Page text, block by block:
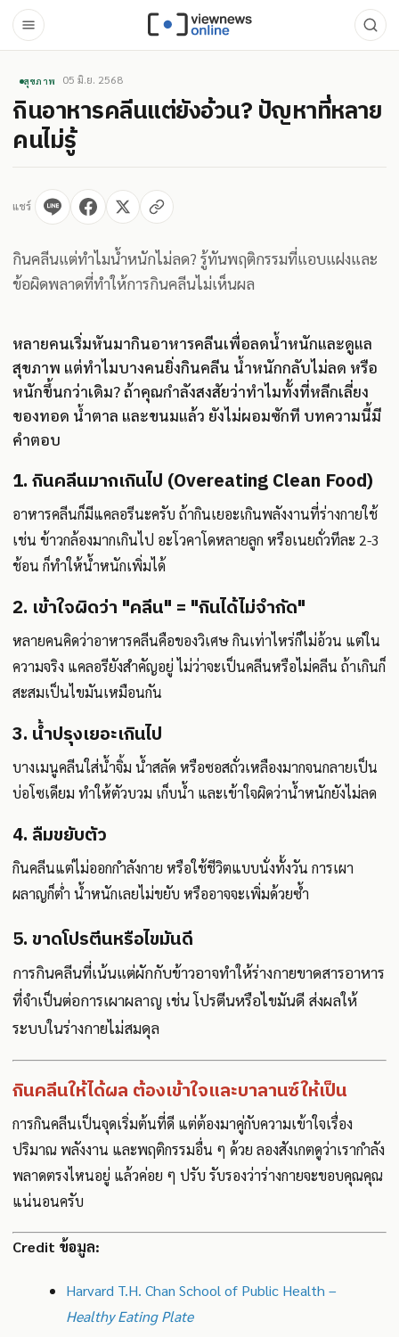
สุขภาพ 05 มิ.ย. 2568
กินอาหารคลีนแต่ยังอ้วน? ปัญหาที่หลาย
คนไม่รู้
แชร์
กินคลีนแต่ทำไมน้ำหนักไม่ลด? รู้ทันพฤติกรรมที่แอบแฝงและ
ข้อผิดพลาดที่ทำให้การกินคลีนไม่เห็นผล
หลายคนเริ่มหันมากินอาหารคลีนเพื่อลดน้ำหนักและดูแล
สุขภาพ แต่ทำไมบางคนยิ่งกินคลีน น้ำหนักกลับไม่ลด หรือ
หนักขึ้นกว่าเดิม? ถ้าคุณกำลังสงสัยว่าทำไมทั้งที่หลีกเลี่ยง
ของทอด น้ำตาล และขนมแล้ว ยังไม่ผอมซักที บทความนี้มี
คำตอบ
1. กินคลีนมากเกินไป (Overeating Clean Food)
อาหารคลีนก็มีแคลอรีนะครับ ถ้ากินเยอะเกินพลังงานที่ร่างกายใช้
เช่น ข้าวกล้องมากเกินไป อะโวคาโดหลายลูก หรือเนยถั่วทีละ 2-3
ช้อน ก็ทำให้น้ำหนักเพิ่มได้
2. เข้าใจผิดว่า "คลีน" = "กินได้ไม่จำกัด"
หลายคนคิดว่าอาหารคลีนคือของวิเศษ กินเท่าไหร่ก็ไม่อ้วน แต่ใน
ความจริง แคลอรียังสำคัญอยู่ ไม่ว่าจะเป็นคลีนหรือไม่คลีน ถ้าเกินก็
สะสมเป็นไขมันเหมือนกัน
3. น้ำปรุงเยอะเกินไป
บางเมนูคลีนใส่น้ำจิ้ม น้ำสลัด หรือซอสถั่วเหลืองมากจนกลายเป็น
บ่อโซเดียม ทำให้ตัวบวม เก็บน้ำ และเข้าใจผิดว่าน้ำหนักยังไม่ลด
4. ลืมขยับตัว
กินคลีนแต่ไม่ออกกำลังกาย หรือใช้ชีวิตแบบนั่งทั้งวัน การเผา
ผลาญก็ต่ำ น้ำหนักเลยไม่ขยับ หรืออาจจะเพิ่มด้วยซ้ำ
5. ขาดโปรตีนหรือไขมันดี
การกินคลีนที่เน้นแต่ผักกับข้าวอาจทำให้ร่างกายขาดสารอาหาร
ที่จำเป็นต่อการเผาผลาญ เช่น โปรตีนหรือไขมันดี ส่งผลให้
ระบบในร่างกายไม่สมดุล
กินคลีนให้ได้ผล ต้องเข้าใจและบาลานซ์ให้เป็น
การกินคลีนเป็นจุดเริ่มต้นที่ดี แต่ต้องมาคู่กับความเข้าใจเรื่อง
ปริมาณ พลังงาน และพฤติกรรมอื่น ๆ ด้วย ลองสังเกตดูว่าเรากำลัง
พลาดตรงไหนอยู่ แล้วค่อย ๆ ปรับ รับรองว่าร่างกายจะขอบคุณคุณ
แน่นอนครับ
Credit ข้อมูล:
Harvard T.H. Chan School of Public Health –
Healthy Eating Plate